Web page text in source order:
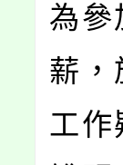
為參
薪，
工作